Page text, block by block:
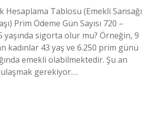
Hesaplama Tablosu (Emekli Sansağı
Prim Ödeme Gün Sayısı 720 –
yaşında sigorta olur mu? Örneğin, 9
kadınlar 43 yaş ve 6.250 prim günü
emekli olabilmektedir. Şu an
gerekiyor.…